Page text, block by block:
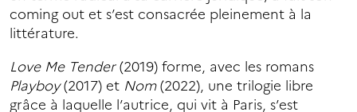
coming out et s’est consacrée pleinement à la
littérature.
Love Me Tender(2019) forme, avec les romans
Playboy(2017) et Nom(2022), une trilogie libre
grâce à laquelle l’autrice, qui vit à Paris, s’est